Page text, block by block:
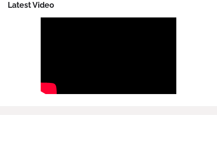
Latest Video